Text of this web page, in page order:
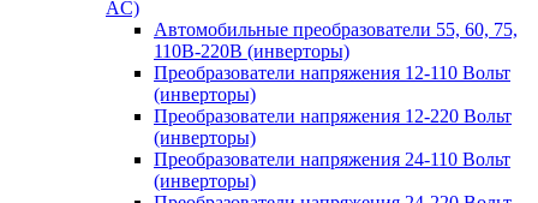
AC)
Автомобильные преобразователи 55, 60, 75,
110В-220В (инверторы)
Преобразователи напряжения 12-110 Вольт
(инверторы)
Преобразователи напряжения 12-220 Вольт
(инверторы)
Преобразователи напряжения 24-110 Вольт
(инверторы)